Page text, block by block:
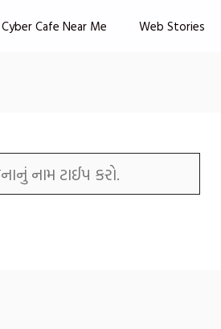
Cyber Cafe Near Me Web Stories